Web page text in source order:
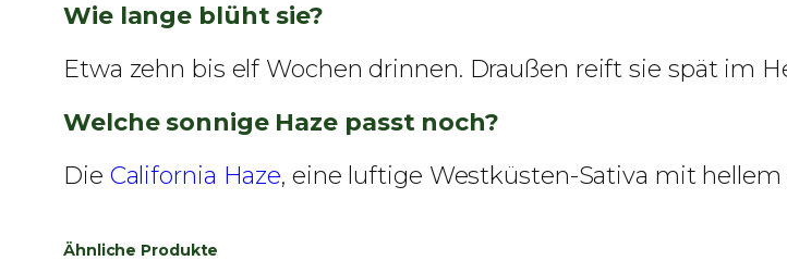
Wie lange blüht sie?
Etwa zehn bis elf Wochen drinnen. Draußen reift sie spät im
Welche sonnige Haze passt noch?
Die California Haze, eine luftige Westküsten-Sativa mit hellem
Ähnliche Produkte